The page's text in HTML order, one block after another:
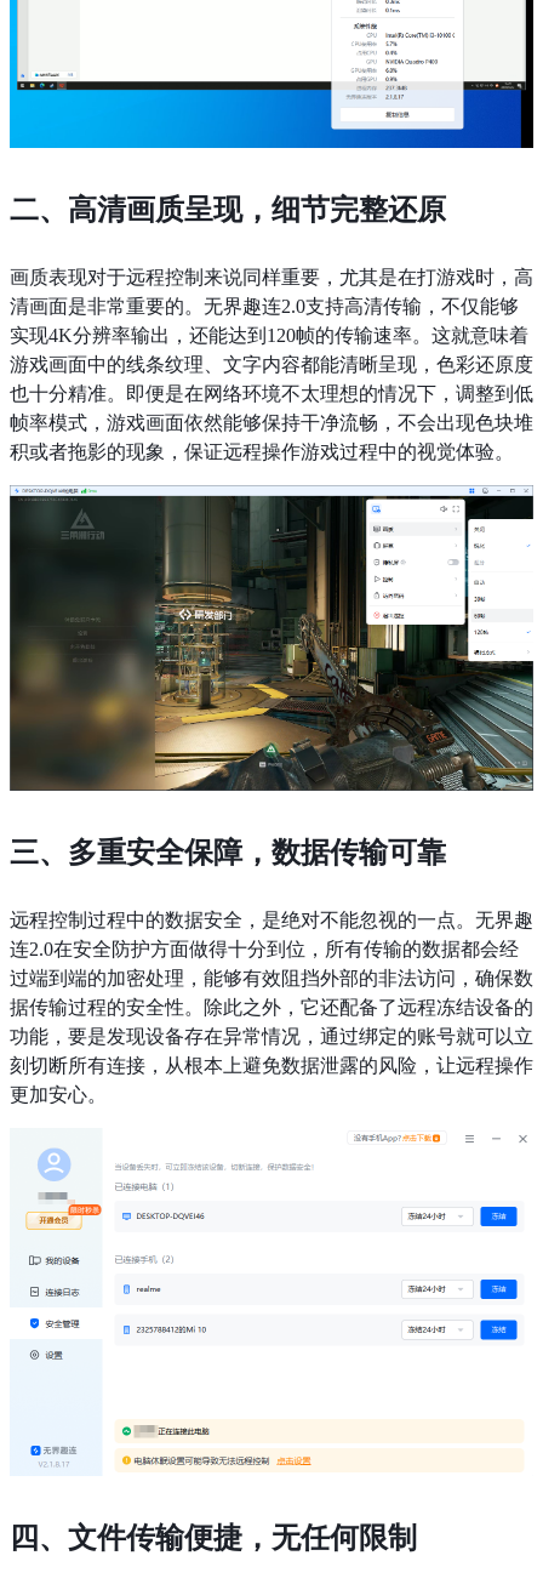
二、高清画质呈现，细节完整还原
画质表现对于远程控制来说同样重要，尤其是在打游戏时，高
清画面是非常重要的。无界趣连2.0支持高清传输，不仅能够
实现4K分辨率输出，还能达到120帧的传输速率。这就意味着
游戏画面中的线条纹理、文字内容都能清晰呈现，色彩还原度
也十分精准。即便是在网络环境不太理想的情况下，调整到低
帧率模式，游戏画面依然能够保持干净流畅，不会出现色块堆
积或者拖影的现象，保证远程操作游戏过程中的视觉体验。
三、多重安全保障，数据传输可靠
远程控制过程中的数据安全，是绝对不能忽视的一点。无界趣
连2.0在安全防护方面做得十分到位，所有传输的数据都会经
过端到端的加密处理，能够有效阻挡外部的非法访问，确保数
据传输过程的安全性。除此之外，它还配备了远程冻结设备的
功能，要是发现设备存在异常情况，通过绑定的账号就可以立
刻切断所有连接，从根本上避免数据泄露的风险，让远程操作
更加安心。
四、文件传输便捷，无任何限制